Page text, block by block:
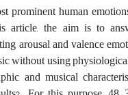
prominent human
article, the aim is to
arousal and valence
without using
and musical